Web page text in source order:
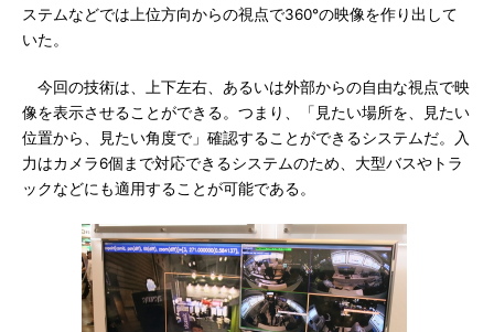
ステムなどでは上位方向からの視点で360°の映像を作り出して
いた。
今回の技術は、上下左右、あるいは外部からの自由な視点で映
像を表示させることができる。つまり、「見たい場所を、見たい
位置から、見たい角度で」確認することができるシステムだ。入
力はカメラ6個まで対応できるシステムのため、大型バスやトラ
ックなどにも適用することが可能である。